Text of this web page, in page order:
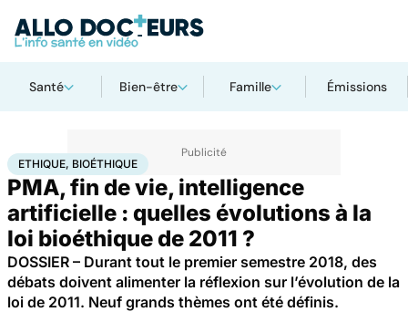
Santé Bien-être Famille Émissions
AccueilSantéEthique, Bioéthique
ETHIQUE, BIOÉTHIQUE
PMA, fin de vie, intelligence
artificielle : quelles évolutions à la
loi bioéthique de 2011 ?
DOSSIER – Durant tout le premier semestre 2018, des
débats doivent alimenter la réflexion sur l’évolution de la
loi de 2011. Neuf grands thèmes ont été définis.